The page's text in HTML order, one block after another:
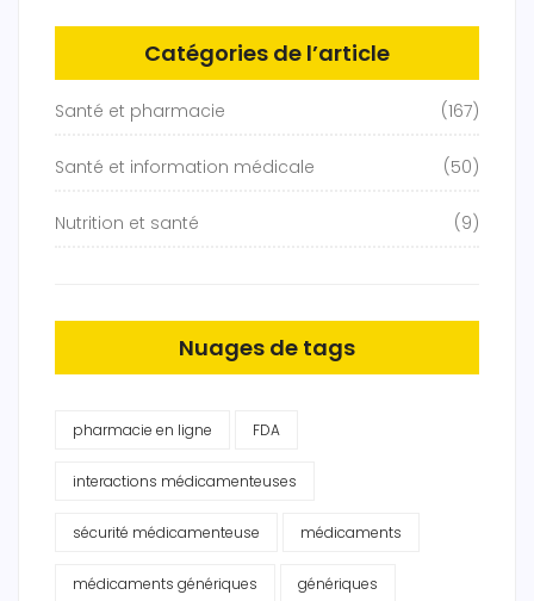
Catégories de l’article
Santé et pharmacie (167)
Santé et information médicale (50)
Nutrition et santé (9)
Nuages de tags
pharmacie en ligne FDA
interactions médicamenteuses
sécurité médicamenteuse médicaments
médicaments génériques génériques